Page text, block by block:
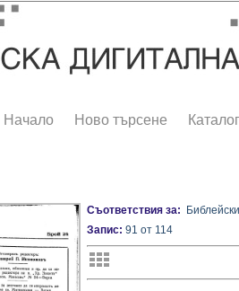
Начало Ново търсене Каталог
Съответствия за:
Запис: 91 от 114